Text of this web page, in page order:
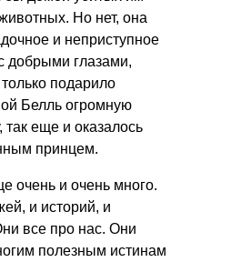
Но нет, она
и неприступное
добрыми глазами,
подарило
Белль огромную
так еще и оказалось
принцем.
очень и очень много.
и историй, и
все про нас. Они
полезным истинам